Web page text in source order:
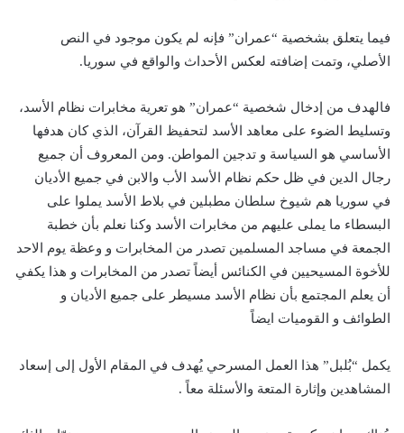
فيما يتعلق بشخصية “عمران” فإنه لم يكون موجود في النص
الأصلي، وتمت إضافته لعكس الأحداث والواقع في سوريا.
فالهدف من إدخال شخصية “عمران” هو تعرية مخابرات نظام الأسد،
وتسليط الضوء على معاهد الأسد لتحفيظ القرآن، الذي كان هدفها
الأساسي هو السياسة و تدجين المواطن. ومن المعروف أن جميع
رجال الدين في ظل حكم نظام الأسد الأب والابن في جميع الأديان
في سوريا هم شيوخ سلطان مطبلين في بلاط الأسد يملوا على
البسطاء ما يملى عليهم من مخابرات الأسد وكنا نعلم بأن خطبة
الجمعة في مساجد المسلمين تصدر من المخابرات و وعظة يوم الاحد
للأخوة المسيحيين في الكنائس أيضاً تصدر من المخابرات و هذا يكفي
أن يعلم المجتمع بأن نظام الأسد مسيطر على جميع الأديان و
الطوائف و القوميات ايضاً
يكمل “بُلبل” هذا العمل المسرحي يُهدف في المقام الأول إلى إسعاد
المشاهدين وإثارة المتعة والأسئلة معاً .